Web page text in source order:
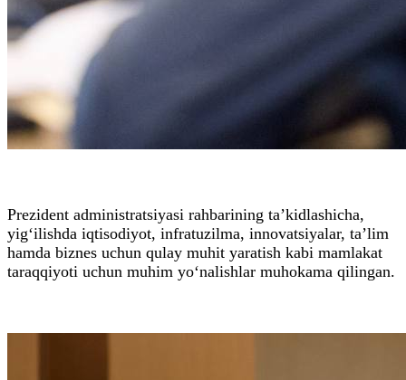
Prezident administratsiyasi rahbarining ta’kidlashicha,
yig‘ilishda iqtisodiyot, infratuzilma, innovatsiyalar, ta’lim
hamda biznes uchun qulay muhit yaratish kabi mamlakat
taraqqiyoti uchun muhim yo‘nalishlar muhokama qilingan.